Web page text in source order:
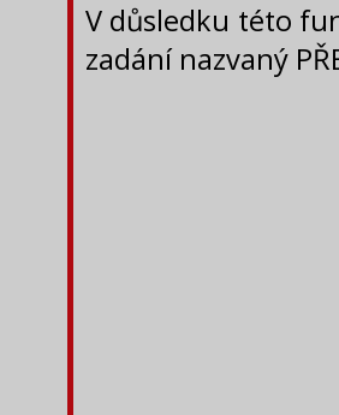
V důsledku této
zadání nazvaný